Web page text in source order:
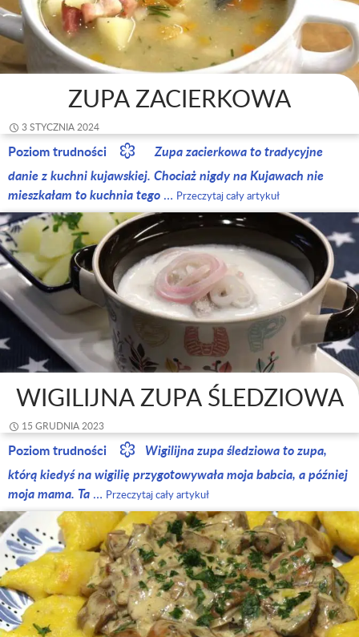
ZUPA ZACIERKOWA
3 STYCZNIA 2024
Poziom trudności
Zupa zacierkowa to tradycyjne
danie z kuchni kujawskiej. Chociaż nigdy na Kujawach nie
mieszkałam to kuchnia tego … Przeczytaj cały artykuł
WIGILIJNA ZUPA ŚLEDZIOWA
15 GRUDNIA 2023
Poziom trudności
Wigilijna zupa śledziowa to zupa,
którą kiedyś na wigilię przygotowywała moja babcia, a później
moja mama. Ta … Przeczytaj cały artykuł